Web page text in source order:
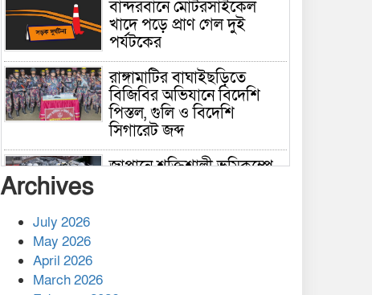
বান্দরবানে মোটরসাইকেল
খাদে পড়ে প্রাণ গেল দুই
পর্যটকের
রাঙ্গামাটির বাঘাইছড়িতে
বিজিবির অভিযানে বিদেশি
পিস্তল, গুলি ও বিদেশি
সিগারেট জব্দ
জাপানে শক্তিশালী ভূমিকম্পে
Archives
July 2026
May 2026
April 2026
March 2026